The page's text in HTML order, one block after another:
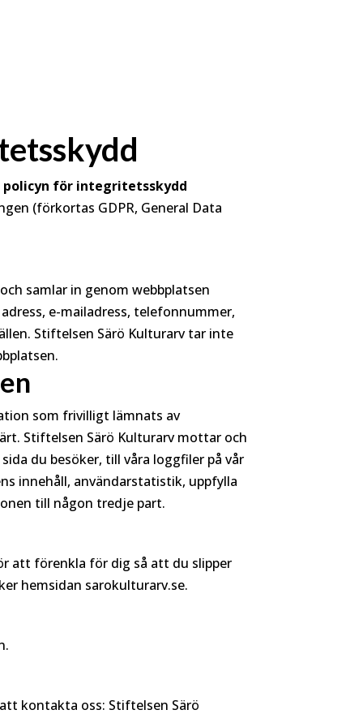
för integritetsskydd
(förkortas GDPR, General Data
samlar in genom webbplatsen
e-mailadress, telefonnummer,
Stiftelsen Särö Kulturarv tar inte
som frivilligt lämnats av
Stiftelsen Särö Kulturarv mottar och
du besöker, till våra loggfiler på vår
innehåll, användarstatistik, uppfylla
till någon tredje part.
att förenkla för dig så att du slipper
hemsidan sarokulturarv.se.
kontakta oss: Stiftelsen Särö